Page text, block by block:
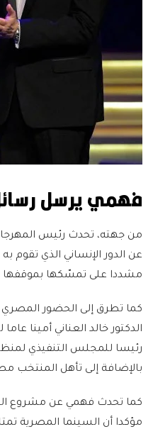
فهمي يرسل
من جهته، تحدث رئيس
عن الدور الإنساني الذي تقوم
مشددا على تمسّكها بموقفها
كما تطرق إلى الحضور المصري
الدكتور خالد العناني أمينا
رئيسا للمجلس التنفيذي
بالإضافة إلى تأهل المنتخب مصر
كما تحدث فهمي عن مشروع